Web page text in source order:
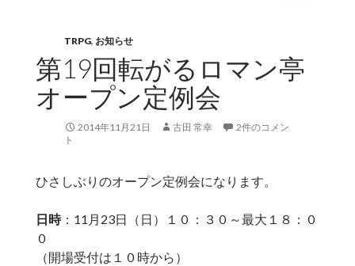
TRPG, お知らせ
第19回転がるロマン亭
オープン定例会
2014年11月21日 古田 常幸
2件のコメン
ト
ひさしぶりのオープン定例会になります。
日時：11月23日（日）１０：３０～最大１８：０
０
（開場受付は１０時から）